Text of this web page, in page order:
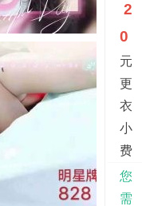
2
0
元
更
衣
小
费
您
需